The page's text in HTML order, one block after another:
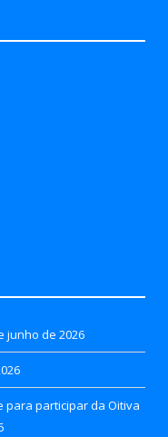
junho de 2026
para participar da Oitiva